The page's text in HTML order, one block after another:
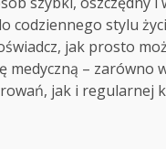
codziennego stylu
jak prosto
medyczną – zarówno
jak i regularnej